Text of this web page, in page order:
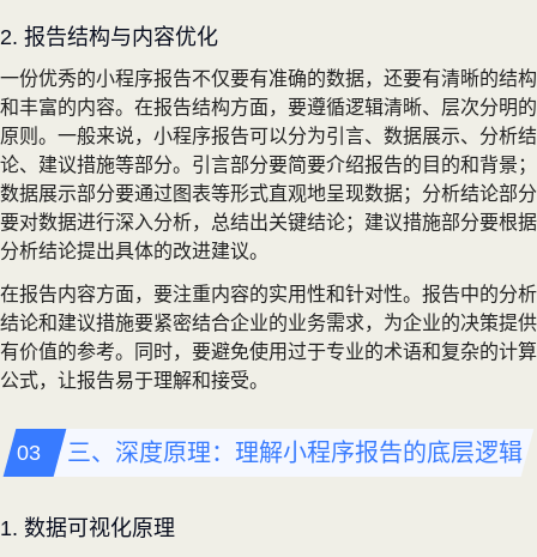
2. 报告结构与内容优化
一份优秀的小程序报告不仅要有准确的数据，还要有清晰的结构
和丰富的内容。在报告结构方面，要遵循逻辑清晰、层次分明的
原则。一般来说，小程序报告可以分为引言、数据展示、分析结
论、建议措施等部分。引言部分要简要介绍报告的目的和背景；
数据展示部分要通过图表等形式直观地呈现数据；分析结论部分
要对数据进行深入分析，总结出关键结论；建议措施部分要根据
分析结论提出具体的改进建议。
在报告内容方面，要注重内容的实用性和针对性。报告中的分析
结论和建议措施要紧密结合企业的业务需求，为企业的决策提供
有价值的参考。同时，要避免使用过于专业的术语和复杂的计算
公式，让报告易于理解和接受。
三、深度原理：理解小程序报告的底层逻辑
1. 数据可视化原理